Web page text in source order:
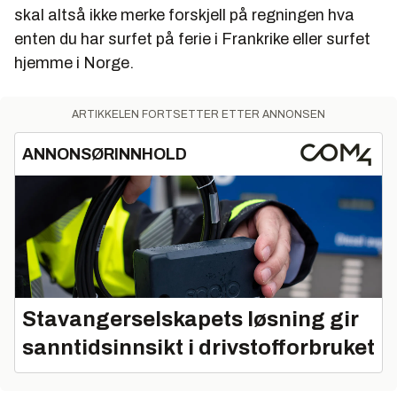
skal altså ikke merke forskjell på regningen hva
enten du har surfet på ferie i Frankrike eller surfet
hjemme i Norge.
ARTIKKELEN FORTSETTER ETTER ANNONSEN
ANNONSØRINNHOLD
Stavangerselskapets løsning gir
sanntidsinnsikt i drivstofforbruket